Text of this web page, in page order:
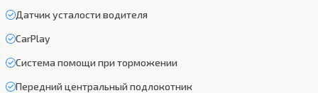
Датчик усталости водителя
CarPlay
Система помощи при торможении
Передний центральный подлокотник